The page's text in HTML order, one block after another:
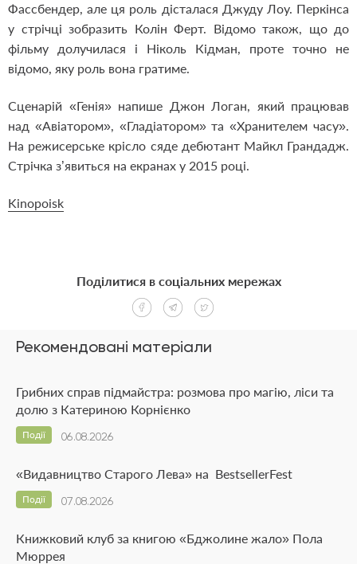
Фассбендер, але ця роль дісталася Джуду Лоу. Перкінса
у стрічці зобразить Колін Ферт. Відомо також, що до
фільму долучилася і Ніколь Кідман, проте точно не
відомо, яку роль вона гратиме.
Сценарій «Генія» напише Джон Логан, який працював
над «Авіатором», «Гладіатором» та «Хранителем часу».
На режисерське крісло сяде дебютант Майкл Грандадж.
Стрічка з’явиться на екранах у 2015 році.
Kinopoisk
Рекомендовані матеріали
Грибних справ підмайстра: розмова про магію, ліси та
долю з Катериною Корнієнко
06.08.2026
Події
«Видавництво Старого Лева» на BestsellerFest
07.08.2026
Події
Книжковий клуб за книгою «Бджолине жало» Пола
Мюррея
Поділитися в соціальних мережах